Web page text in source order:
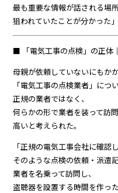
最も重要な情報が話される場所
狙われていたことが分かった」
■ 「電気工事の点検」の正体
母親が依頼していないにもか
「電気工事の点検業者」につ
正規の業者ではなく、
何らかの形で業者を装って訪
高いと考えられた。
「正規の電気工事会社に確認
そのような点検の依頼・派遣
業者を名乗って訪問し、
盗聴器を設置する時間を作っ